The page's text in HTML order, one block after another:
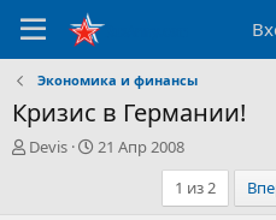
Экономика и финансы
Кризис в Германии!
А
Devis
Д
21 Апр 2008
1 из 2